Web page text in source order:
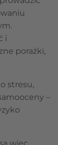
i
porażki,
stresu,
–